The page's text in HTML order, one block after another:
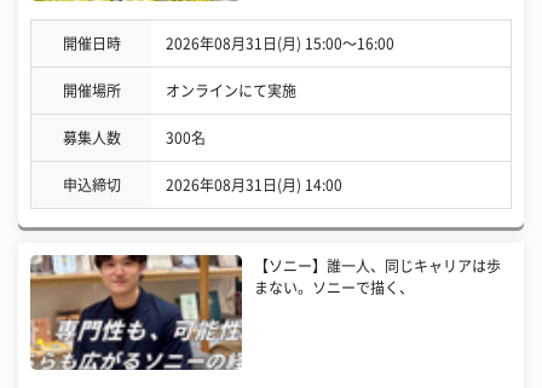
開催日時 2026年08月31日(月) 15:00〜16:00
開催場所 オンラインにて実施
募集人数 300名
申込締切 2026年08月31日(月) 14:00
【ソニー】誰一人、同じキャリアは歩
まない。ソニーで描く、